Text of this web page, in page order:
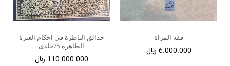
فقه المراة
6.000.000 ﷼
حدائق الناظرة فی احکام العترة
الطاهرة 25جلدی
110.000.000 ﷼